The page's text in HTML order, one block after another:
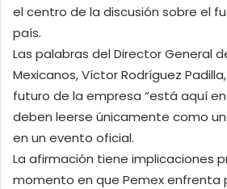
el centro de la discusión sobre el
país.
Las palabras del Director General
Mexicanos, Víctor Rodríguez
futuro de la empresa “está aquí en
deben leerse únicamente como
en un evento oficial.
La afirmación tiene implicaciones
momento en que Pemex enfrenta